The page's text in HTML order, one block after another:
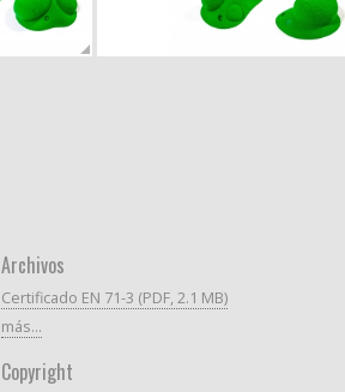
Archivos
Certificado EN 71-3 (PDF, 2.1 MB)
más...
Copyright